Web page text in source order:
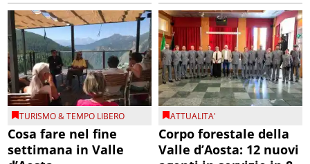
TURISMO & TEMPO LIBERO
Cosa fare nel fine
settimana in Valle
ATTUALITA'
Corpo forestale della
Valle d’Aosta: 12 nuovi